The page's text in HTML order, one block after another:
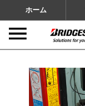
ホーム